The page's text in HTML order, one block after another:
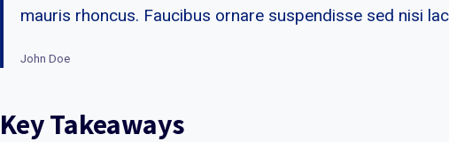
mauris rhoncus. Faucibus ornare suspendisse sed nisi
John Doe
Key Takeaways